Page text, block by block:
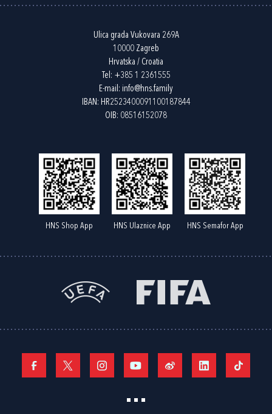
Ulica grada Vukovara 269A
10000 Zagreb
Hrvatska / Croatia
Tel: +385 1 2361555
E-mail: info@hns.family
IBAN: HR2523400091100187844
OIB: 08516152078
HNS Shop App HNS Ulaznice App HNS Semafor App